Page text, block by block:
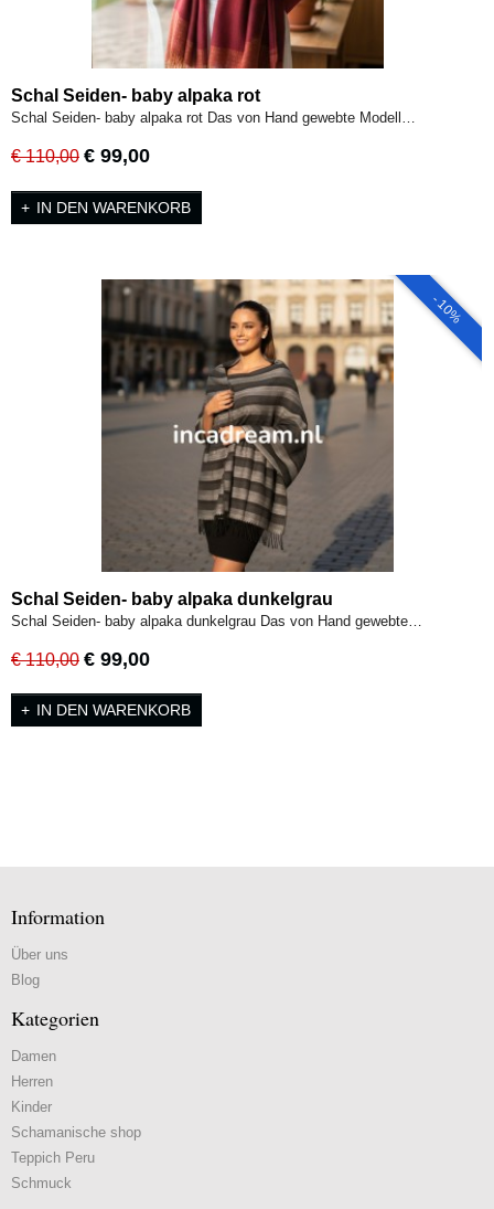
Schal Seiden- baby alpaka rot
Schal Seiden- baby alpaka rot Das von Hand gewebte Modell…
€ 110,00 € 99,00
IN DEN WARENKORB
- 10%
Schal Seiden- baby alpaka dunkelgrau
Schal Seiden- baby alpaka dunkelgrau Das von Hand gewebte…
€ 110,00 € 99,00
IN DEN WARENKORB
Information
Über uns
Blog
Kategorien
Damen
Herren
Kinder
Schamanische shop
Teppich Peru
Schmuck